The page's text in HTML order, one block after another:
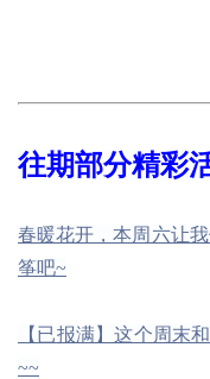
往期部分精彩
春暖花开，本周六让
筝吧~
【已报满】这个周末
~~